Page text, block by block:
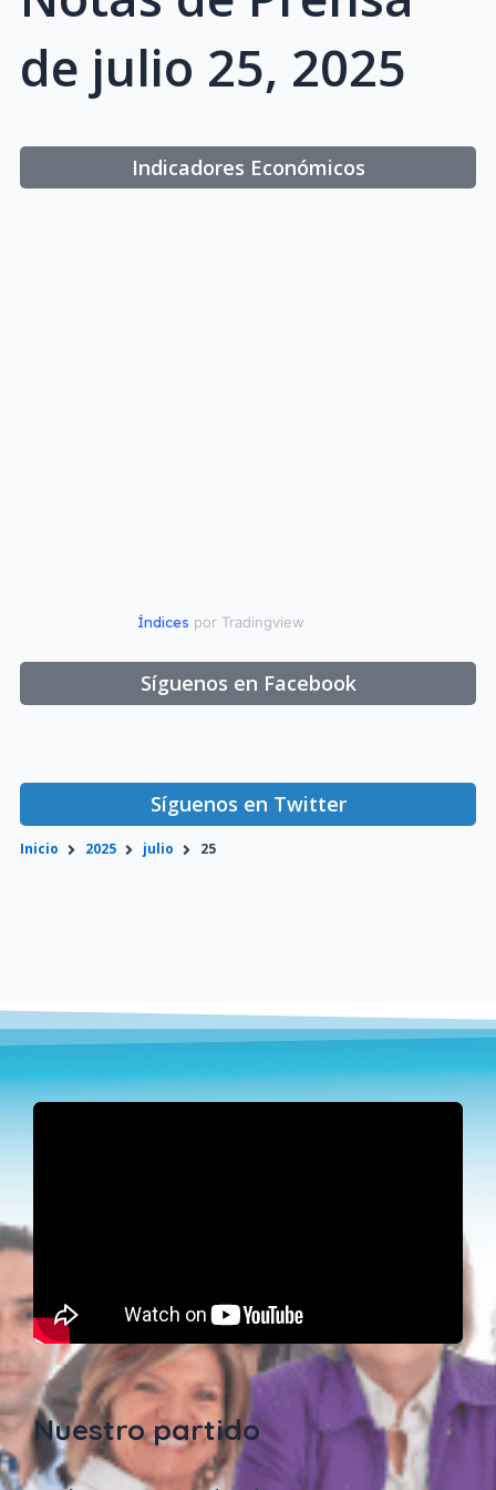
de julio 25, 2025
Indicadores Económicos
Índices por Tradingview
Síguenos en Facebook
Síguenos en Twitter
Inicio 2025 julio 25
Nuestro partido